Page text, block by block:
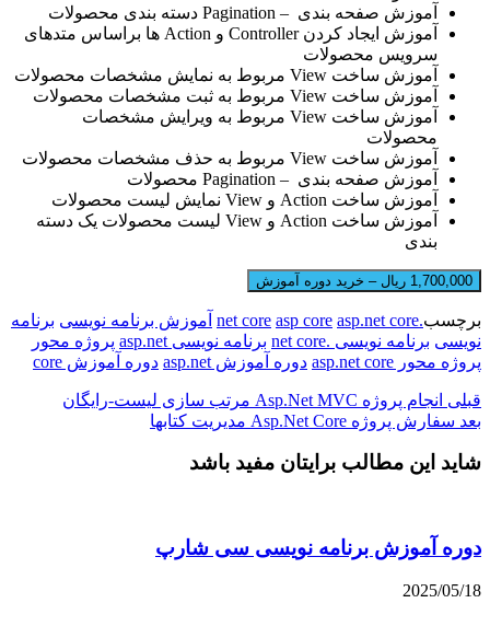
آموزش صفحه بندی – Pagination دسته بندی محصولات
آموزش ایجاد کردن Controller و Action ها براساس متدهای
سرویس محصولات
آموزش ساخت View مربوط به نمایش مشخصات محصولات
آموزش ساخت View مربوط به ثبت مشخصات محصولات
آموزش ساخت View مربوط به ویرایش مشخصات
محصولات
آموزش ساخت View مربوط به حذف مشخصات محصولات
آموزش صفحه بندی – Pagination محصولات
آموزش ساخت Action و View نمایش لیست محصولات
آموزش ساخت Action و View لیست محصولات یک دسته
بندی
1,700,000 ریال – خرید دوره آموزش
برچسب.net core
asp core asp.net core آموزش برنامه نویسی برنامه
نویسی برنامه نویسی .net core برنامه نویسی asp.net
پروژه محور
پروژه محور asp.net core
دوره آموزش asp.net دوره آموزش core
قبلی انجام پروژه Asp.Net MVC مرتب سازی لیست-رایگان
بعد سفارش پروژه Asp.Net Core مدیریت کتابها
شاید این مطالب برایتان مفید باشد
دوره آموزش برنامه نویسی سی شارپ
2025/05/18